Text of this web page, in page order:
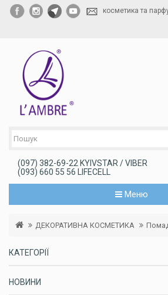
косметика та
(097) 382-69-22 KYIVSTAR / VIBER
(093) 660 55 56 LIFECELL
Меню
ДЕКОРАТИВНА КОСМЕТИКА
КАТЕГОРІЇ
НОВИНИ